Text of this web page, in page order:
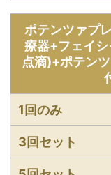
ポテンツァプ
療器+フェイ
点滴)+ポテン
1回のみ
3回セット